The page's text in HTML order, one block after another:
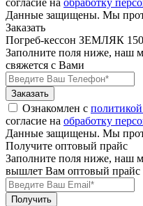
согласие на обработку
Данные защищены. Мы
Заказать
Погреб-кессон ЗЕМЛЯК
Заполните поля ниже, наш
свяжется с Вами
Заказать
Ознакомлен с
согласие на обработку
Данные защищены. Мы
Получите оптовый прайс
Заполните поля ниже, наш
вышлет Вам оптовый прайс
Получить